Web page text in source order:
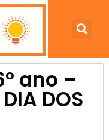
ano –
DOS